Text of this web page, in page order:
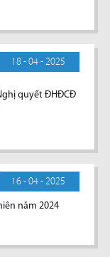
18 - 04 - 2025
quyết ĐHĐCĐ
16 - 04 - 2025
năm 2024